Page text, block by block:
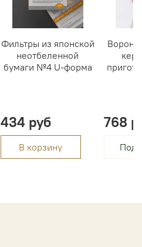
Фильтры из японской
неотбеленной
бумаги №4 U-форма
434 руб
В корзину
768